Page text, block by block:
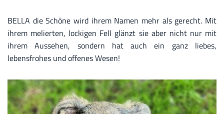
BELLA die Schöne wird ihrem Namen mehr als gerecht. Mit
ihrem melierten, lockigen Fell glänzt sie aber nicht nur mit
ihrem Aussehen, sondern hat auch ein ganz liebes,
lebensfrohes und offenes Wesen!